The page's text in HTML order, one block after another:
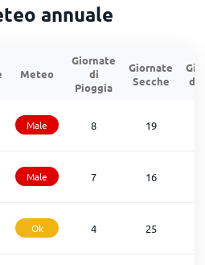
annuale
Meteo
Giornate
di
Pioggia
Giornate
Secche
di
Male 8 19
Male 7 16
Ok 4 25